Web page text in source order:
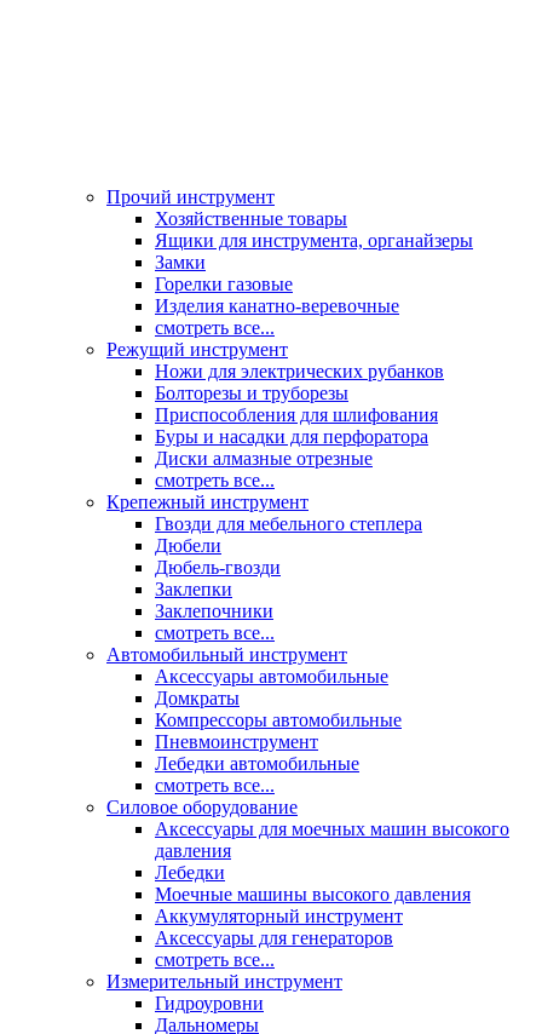
Прочий инструмент
Хозяйственные товары
Ящики для инструмента, органайзеры
Замки
Горелки газовые
Изделия канатно-веревочные
смотреть все...
Режущий инструмент
Ножи для электрических рубанков
Болторезы и труборезы
Приспособления для шлифования
Буры и насадки для перфоратора
Диски алмазные отрезные
смотреть все...
Крепежный инструмент
Гвозди для мебельного степлера
Дюбели
Дюбель-гвозди
Заклепки
Заклепочники
смотреть все...
Автомобильный инструмент
Аксессуары автомобильные
Домкраты
Компрессоры автомобильные
Пневмоинструмент
Лебедки автомобильные
смотреть все...
Силовое оборудование
Аксессуары для моечных машин высокого
давления
Лебедки
Моечные машины высокого давления
Аккумуляторный инструмент
Аксессуары для генераторов
смотреть все...
Измерительный инструмент
Гидроуровни
Дальномеры